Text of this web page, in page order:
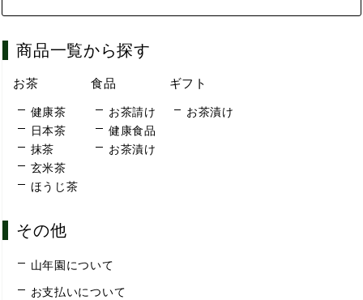
商品一覧から探す
お茶
健康茶
日本茶
抹茶
玄米茶
ほうじ茶
食品
お茶請け
健康食品
お茶漬け
ギフト
お茶漬け
その他
山年園について
お支払いについて